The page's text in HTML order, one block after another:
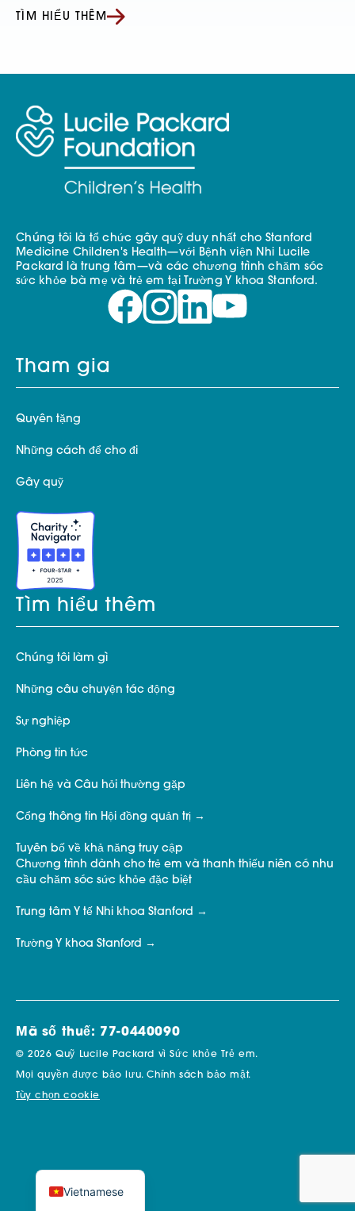
TÌM HIỂU THÊM
Chúng tôi là tổ chức gây quỹ duy nhất cho Stanford
Medicine Children's Health—với Bệnh viện Nhi Lucile
Packard là trung tâm—và các chương trình chăm sóc
sức khỏe bà mẹ và trẻ em tại Trường Y khoa Stanford.
Tham gia
Quyên tặng
Những cách để cho đi
Gây quỹ
Tìm hiểu thêm
Chúng tôi làm gì
Những câu chuyện tác động
Sự nghiệp
Phòng tin tức
Liên hệ và Câu hỏi thường gặp
Cổng thông tin Hội đồng quản trị
Tuyên bố về khả năng truy cập
Chương trình dành cho trẻ em và thanh thiếu niên có nhu
cầu chăm sóc sức khỏe đặc biệt
Trung tâm Y tế Nhi khoa Stanford
Trường Y khoa Stanford
Mã số thuế: 77-0440090
© 2026 Quỹ Lucile Packard vì Sức khỏe Trẻ em.
Mọi quyền được bảo lưu.Chính sách bảo mật.
Tùy chọn cookie
Vietnamese